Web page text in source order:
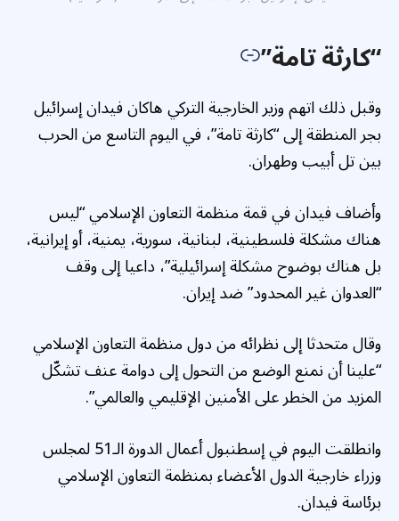
“كارثة تامة”
وقبل ذلك اتهم وزير الخارجية التركي هاكان فيدان إسرائيل
بجر المنطقة إلى “كارثة تامة”، في اليوم التاسع من الحرب
بين تل أبيب وطهران.
وأضاف فيدان في قمة منظمة التعاون الإسلامي “ليس
هناك مشكلة فلسطينية، لبنانية، سورية، يمنية، أو إيرانية،
بل هناك بوضوح مشكلة إسرائيلية”، داعيا إلى وقف
“العدوان غير المحدود” ضد إيران.
وقال متحدثا إلى نظرائه من دول منظمة التعاون الإسلامي
“علينا أن نمنع الوضع من التحول إلى دوامة عنف تشكّل
المزيد من الخطر على الأمنين الإقليمي والعالمي”.
وانطلقت اليوم في إسطنبول أعمال الدورة الـ51 لمجلس
وزراء خارجية الدول الأعضاء بمنظمة التعاون الإسلامي
برئاسة فيدان.